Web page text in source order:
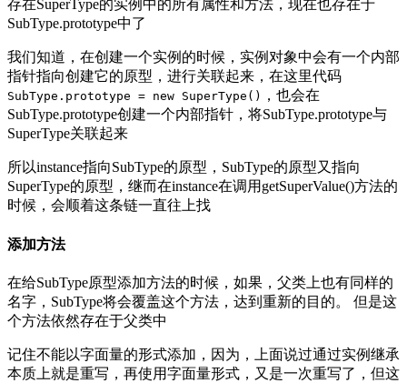
存在SuperType的实例中的所有属性和方法，现在也存在于
SubType.prototype中了
我们知道，在创建一个实例的时候，实例对象中会有一个内部
指针指向创建它的原型，进行关联起来，在这里代码
SubType.prototype = new SuperType()
，也会在
SubType.prototype创建一个内部指针，将SubType.prototype与
SuperType关联起来
所以instance指向SubType的原型，SubType的原型又指向
SuperType的原型，继而在instance在调用getSuperValue()方法的
时候，会顺着这条链一直往上找
添加方法
在给SubType原型添加方法的时候，如果，父类上也有同样的
名字，SubType将会覆盖这个方法，达到重新的目的。 但是这
个方法依然存在于父类中
记住不能以字面量的形式添加，因为，上面说过通过实例继承
本质上就是重写，再使用字面量形式，又是一次重写了，但这